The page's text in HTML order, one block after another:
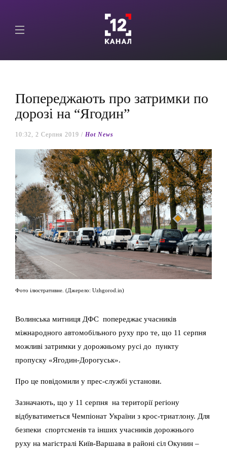
Попереджають про затримки по
дорозі на “Ягодин”
10:32, 2 Серпня 2019 / Hot News
Фото ілюстративне. (Джерело: Uzhgorod.in)
Волинська митниця ДФС попереджає учасників
міжнародного автомобільного руху про те, що 11 серпня
можливі затримки у дорожньому русі до пункту
пропуску «Ягодин-Дорогуськ».
Про це повідомили у прес-службі установи.
Зазначають, що у 11 серпня на території регіону
відбуватиметься Чемпіонат України з крос-триатлону. Для
безпеки спортсменів та інших учасників дорожнього
руху на магістралі Київ-Варшава в районі сіл Окунин –